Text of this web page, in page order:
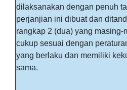
dilaksanakan dengan penuh
perjanjian ini dibuat dan
rangkap 2 (dua) yang masing-
cukup sesuai dengan
yang berlaku dan memiliki
sama.